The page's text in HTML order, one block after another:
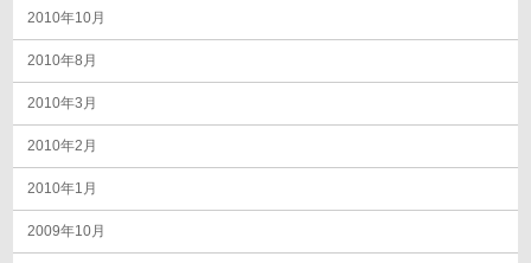
2010年10月
2010年8月
2010年3月
2010年2月
2010年1月
2009年10月